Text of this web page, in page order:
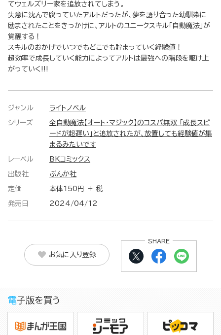
てウェルズリー家を追放されてしまう。
失意に沈んで腐っていたアルトだったが、夢を語り合った幼馴染に
励まされたことをきっかけに、アルトのユニークスキル「自動魔法」が
覚醒する！
スキルのおかげでいつでもどこでも貯まっていく経験値！
超効率で成長していく能力によってアルトは最強への階段を駆け上
がっていく!!!
ジャンル ライトノベル
シリーズ
全自動魔法【オート・マジック】のコスパ無双 「成長スピ
ードが超遅い」と追放されたが、放置しても経験値が集
まるみたいです
レーベル BKコミックス
出版社 ぶんか社
定価 本体150円 ＋ 税
発売日 2024/04/12
お気に入り登録
SHARE
電子版を買う